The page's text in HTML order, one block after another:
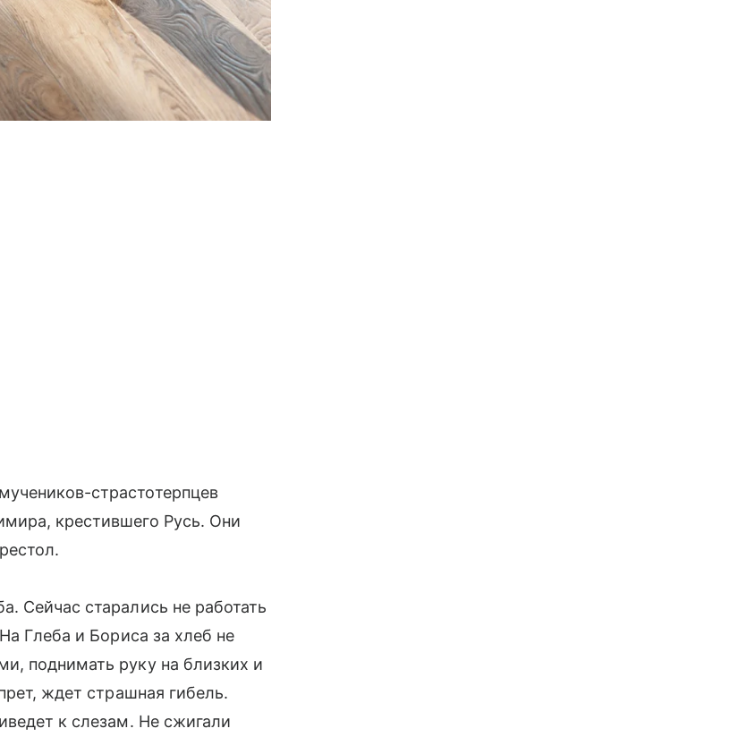
страстотерпцев
крестившего Русь. Они
Сейчас старались не работать
Глеба и Бориса за хлеб не
поднимать руку на близких и
ждет страшная гибель.
к слезам. Не сжигали